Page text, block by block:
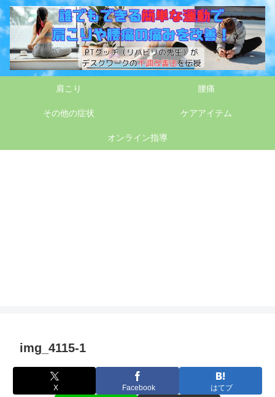
肩こり 腰痛
その他の症状 ケアアイテム
オンライン指導
img_4115-1
X Facebook はてブ